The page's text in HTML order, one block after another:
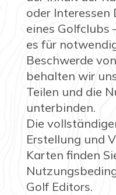
oder Interessen
eines Golfclubs
es für
Beschwerde
behalten wir
Teilen und die
unterbinden.
Die
Erstellung und
Karten finden
Golf Editors.